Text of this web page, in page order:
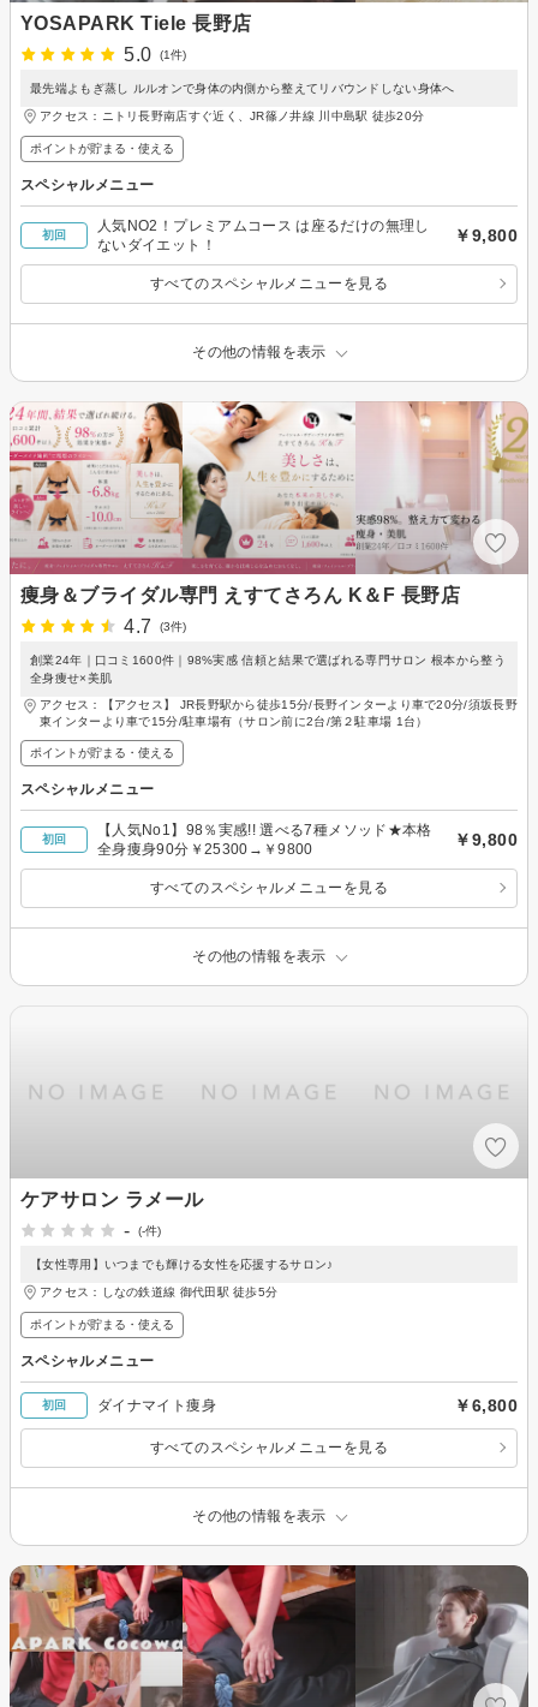
YOSAPARK Tiele 長野店
5.0
(1件)
最先端よもぎ蒸し ルルオンで身体の内側から整えてリバウンドしない身体へ
アクセス：ニトリ長野南店すぐ近く、JR篠ノ井線 川中島駅 徒歩20分
ポイントが貯まる・使える
スペシャルメニュー
初回
人気NO2！プレミアムコース は座るだけの無理し
ないダイエット！
￥9,800
すべてのスペシャルメニューを見る
その他の情報を表示
痩身＆ブライダル専門 えすてさろん K＆F 長野店
4.7
(3件)
創業24年｜口コミ1600件｜98%実感 信頼と結果で選ばれる専門サロン 根本から整う
全身痩せ×美肌
アクセス：【アクセス】 JR長野駅から徒歩15分/長野インターより車で20分/須坂長野
東インターより車で15分/駐車場有（サロン前に2台/第２駐車場 1台）
ポイントが貯まる・使える
スペシャルメニュー
初回
【人気No1】98％実感!! 選べる7種メソッド★本格
全身痩身90分￥25300→￥9800
￥9,800
すべてのスペシャルメニューを見る
その他の情報を表示
ケアサロン ラメール
-
(-件)
【女性専用】いつまでも輝ける女性を応援するサロン♪
アクセス：しなの鉄道線 御代田駅 徒歩5分
ポイントが貯まる・使える
スペシャルメニュー
初回 ダイナマイト痩身 ￥6,800
すべてのスペシャルメニューを見る
その他の情報を表示